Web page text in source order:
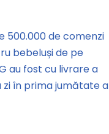
500.000 de comenzi
bebeluși de pe
au fost cu livrare a
zi în prima jumătate a